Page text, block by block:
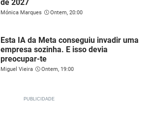
de 2027
Mónica Marques Ontem, 20:00
Esta IA da Meta conseguiu invadir uma
empresa sozinha. E isso devia
preocupar-te
Miguel Vieira Ontem, 19:00